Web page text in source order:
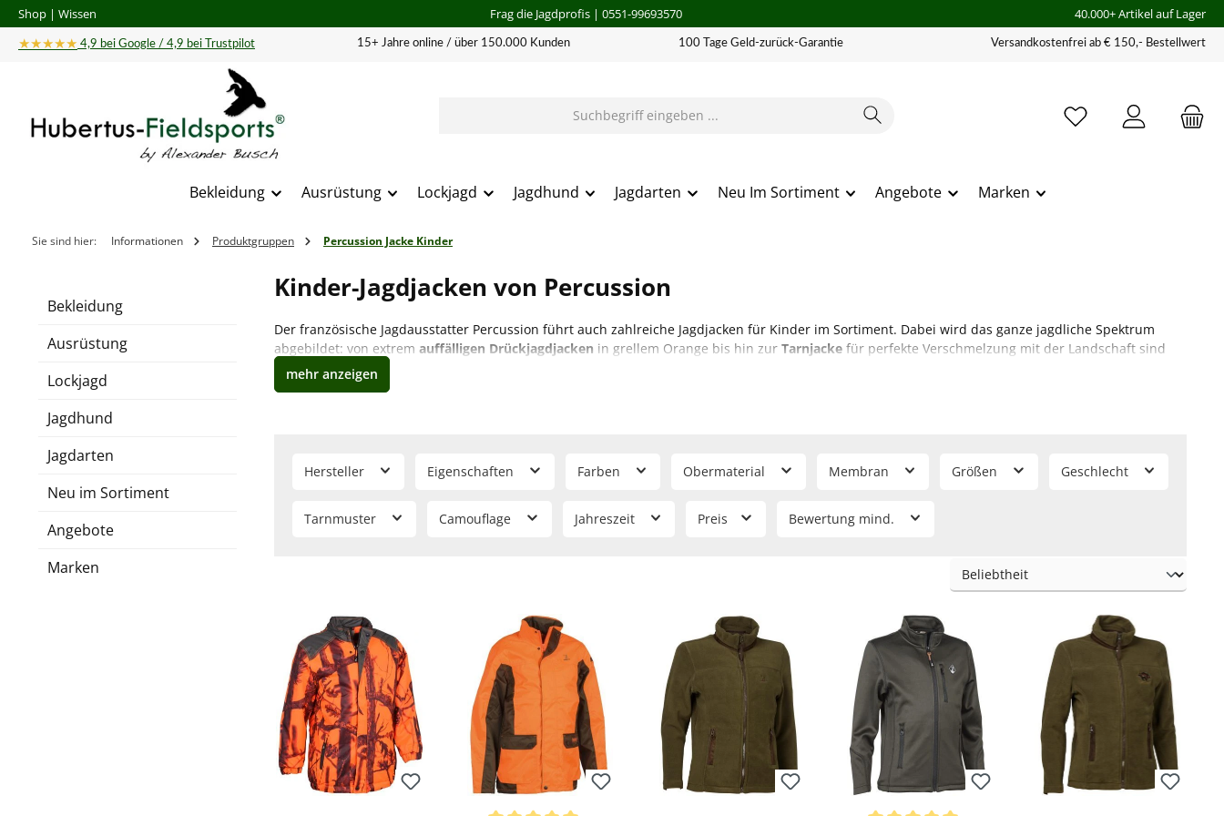
Hauptinhalt springen
Zur Suche springen
Zur Hauptnavigation springen
Shop | Wissen Frag die Jagdprofis| 0551-99693570 40.000+ Artikel auf Lager
★★★★★ 4,9 bei Google / 4,9 bei Trustpilot 15+ Jahre online / über 150.000 Kunden 100 Tage Geld-zurück-Garantie Versandkostenfrei ab € 150,- Bestellwert
Bekleidung Ausrüstung Lockjagd Jagdhund Jagdarten Neu Im Sortiment Angebote Marken
Sie sind hier: Informationen Produktgruppen Percussion Jacke Kinder
Bekleidung
Ausrüstung
Lockjagd
Jagdhund
Jagdarten
Neu im Sortiment
Angebote
Marken
Kinder-Jagdjacken von Percussion
Der französische Jagdausstatter Percussion führt auch zahlreiche Jagdjacken für Kinder im Sortiment. Dabei wird das ganze jagdliche Spektrum
abgebildet: von extrem auffälligen Drückjagdjacken in grellem Orange bis hin zur Tarnjacke für perfekte Verschmelzung mit der Landschaft sind
unterschiedlichste Varianten erhältlich. Die
Hersteller Eigenschaften Farben Obermaterial Membran Größen Geschlecht
Tarnmuster Camouflage Jahreszeit Preis Bewertung mind.